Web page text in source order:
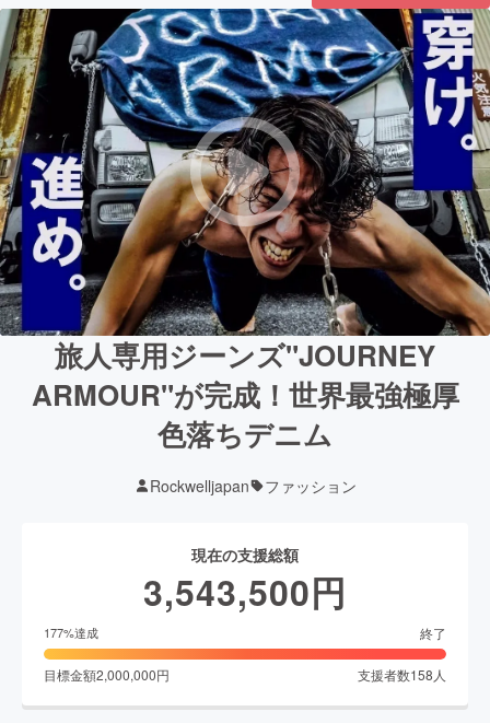
旅人専用ジーンズ"JOURNEY
ARMOUR"が完成！世界最強極厚
色落ちデニム
Rockwelljapan ファッション
現在の支援総額
3,543,500円
177%達成 終了
目標金額2,000,000円 支援者数158 人